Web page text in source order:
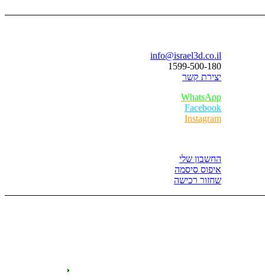
info@israel3d.co.il
1599-500-180
יצירת קשר
WhatsApp
Facebook
Instagram
החשבון שלי
איפוס סיסמה
שחזור רכישה